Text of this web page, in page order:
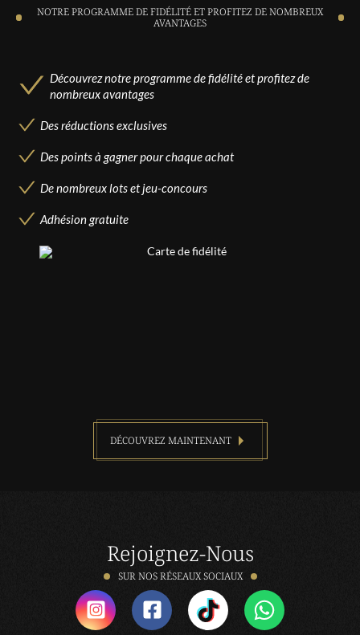
NOTRE PROGRAMME DE FIDÉLITÉ ET PROFITEZ DE NOMBREUX
AVANTAGES
Découvrez notre programme de fidélité et profitez de
nombreux avantages
Des réductions exclusives
Des points à gagner pour chaque achat
De nombreux lots et jeu-concours
Adhésion gratuite
DÉCOUVREZ MAINTENANT
Rejoignez-Nous
SUR NOS RÉSEAUX SOCIAUX